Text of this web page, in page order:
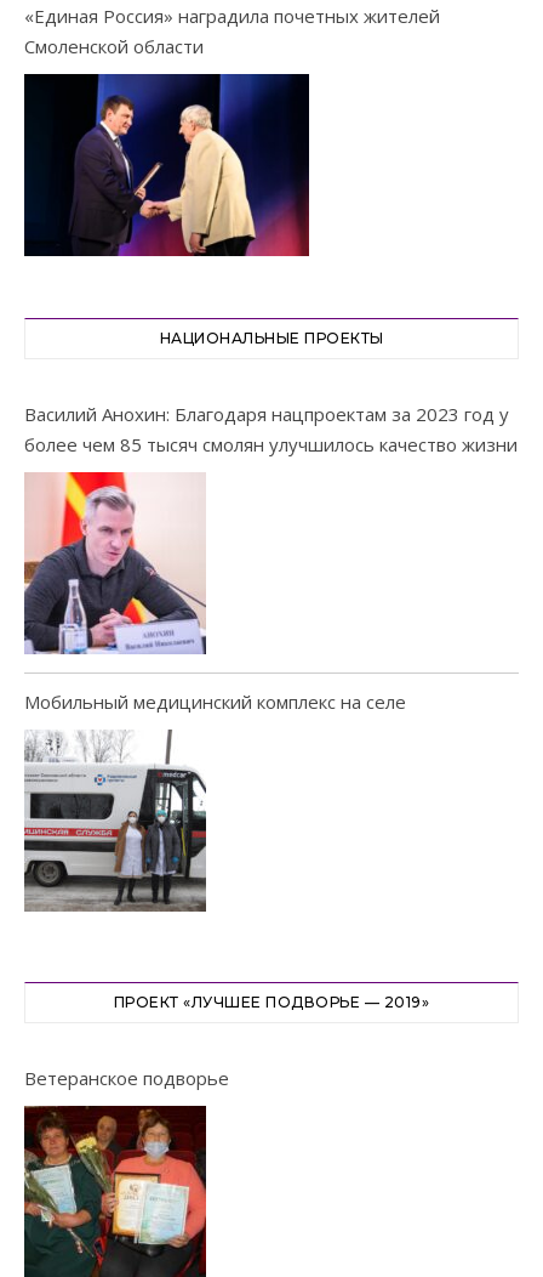
«Единая Россия» наградила почетных жителей
Смоленской области
НАЦИОНАЛЬНЫЕ ПРОЕКТЫ
Василий Анохин: Благодаря нацпроектам за 2023 год у
более чем 85 тысяч смолян улучшилось качество жизни
Мобильный медицинский комплекс на селе
ПРОЕКТ «ЛУЧШЕЕ ПОДВОРЬЕ — 2019»
Ветеранское подворье